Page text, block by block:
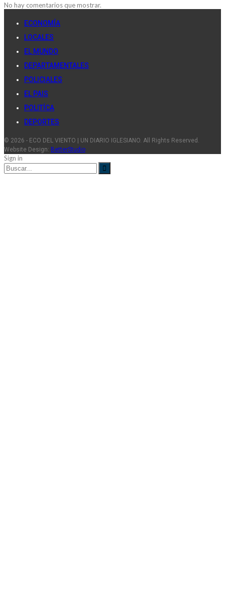
No hay comentarios que mostrar.
ECONOMÍA
LOCALES
EL MUNDO
DEPARTAMENTALES
POLICIALES
EL PAIS
POLITÍCA
DEPORTES
© 2026 - ECO DEL VIENTO | UN DIARIO IGLESIANO. All Rights Reserved.
Website Design: BetterStudio
Sign in